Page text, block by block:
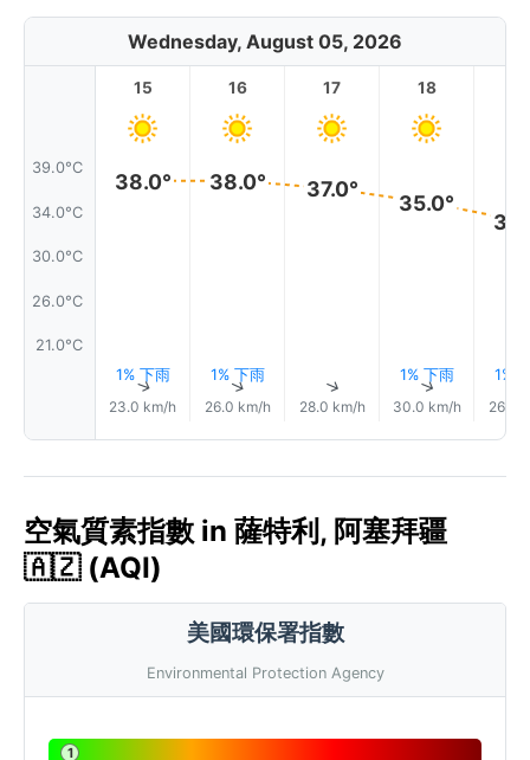
Wednesday, August 05, 2026
39.0°C
34.0°C
30.0°C
26.0°C
21.0°C
15
38.0°
1% 下雨
↑
23.0 km/h
16
38.0°
1% 下雨
↑
26.0 km/h
17
37.0°
↑
28.0 km/h
18
35.0°
1% 下雨
↑
30.0 km/h
1%
26.0
空氣質素指數 in 薩特利, 阿塞拜疆
🇦🇿 (AQI)
美國環保署指數
Environmental Protection Agency
1